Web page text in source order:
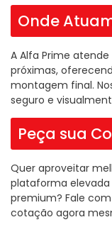
Onde
A Alfa Prime
próximas,
montagem final.
seguro e
Peça sua
Quer aproveitar
plataforma
premium? Fale
cotação agora